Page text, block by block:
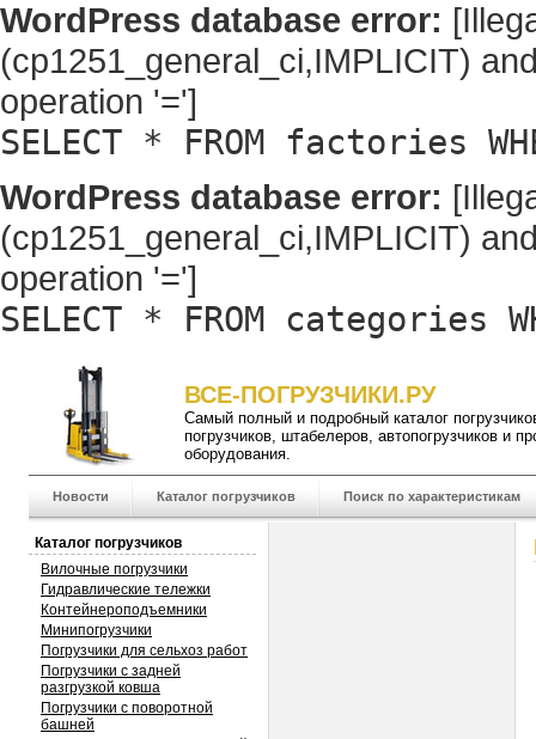
WordPress database error:
(cp1251_general_ci,IMPLICIT)
operation '=']
SELECT * FROM factories
WordPress database error:
(cp1251_general_ci,IMPLICIT)
operation '=']
SELECT * FROM categories
ВСЕ-ПОГРУЗЧИКИ.РУ
Самый полный и подробный каталог
погрузчиков, штабелеров, автопогрузчиков и
оборудования.
Новости Каталог погрузчиков Поиск по характеристикам
Каталог погрузчиков
Вилочные погрузчики
Гидравлические тележки
Контейнероподъемники
Минипогрузчики
Погрузчики для сельхоз работ
Погрузчики с задней
разгрузкой ковша
Погрузчики с поворотной
башней